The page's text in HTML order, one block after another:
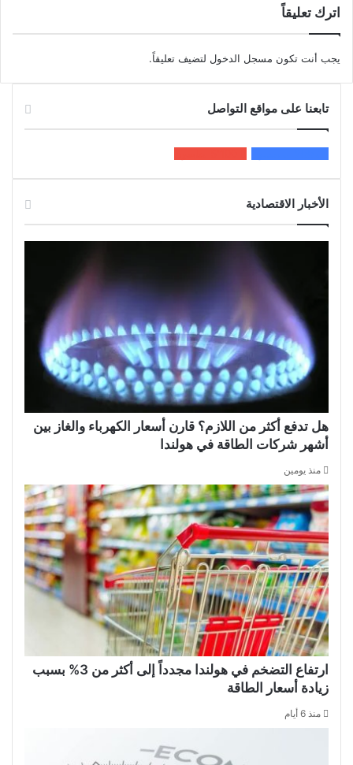
اترك تعليقاً
يجب أنت تكون مسجل الدخول لتضيف تعليقاً.
تابعنا على مواقع التواصل
الأخبار الاقتصادية
هل تدفع أكثر من اللازم؟ قارن أسعار الكهرباء والغاز بين
أشهر شركات الطاقة في هولندا
منذ يومين
ارتفاع التضخم في هولندا مجدداً إلى أكثر من 3% بسبب
زيادة أسعار الطاقة
منذ 6 أيام